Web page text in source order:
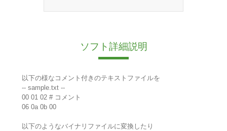
ソフト詳細説明
以下の様なコメント付きのテキストファイルを
-- sample.txt --
00 01 02 # コメント
06 0a 0b 00
以下のようなバイナリファイルに変換したり